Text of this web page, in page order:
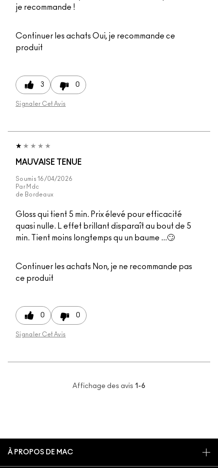
je recommande !
Continuer les achats Oui, je recommande ce
produit
3 0
Signaler Cet Avis
MAUVAISE TENUE
Soumis16/04/2026
Par Mdc
de Bordeaux
Gloss qui tient 5 min. Prix élevé pour efficacité
quasi nulle. L effet brillant disparaît au bout de 5
min. Tient moins longtemps qu un baume ...🙄
Continuer les achats Non, je ne recommande pas
ce produit
0 0
Signaler Cet Avis
Affichage des avis 1-6
À PROPOS DE MAC